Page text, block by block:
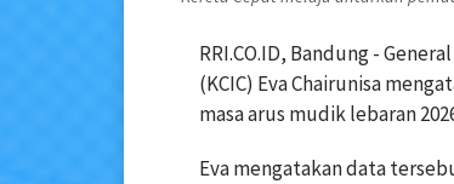
RRI.CO.ID, Bandung -
(KCIC) Eva Chairunisa
masa arus mudik lebaran
Eva mengatakan data